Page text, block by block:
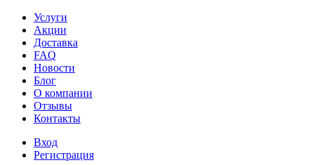
Услуги
Акции
Доставка
FAQ
Новости
Блог
О компании
Отзывы
Контакты
Вход
Регистрация